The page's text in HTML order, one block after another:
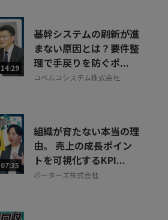
14:29
基幹システムの刷新が進
まない原因とは？要件整
理で手戻りを防ぐポ...
コベルコシステム株式会社
07:35
組織が育たない本当の理
由。 売上の成長ポイン
トを可視化するKPI...
ポーターズ株式会社